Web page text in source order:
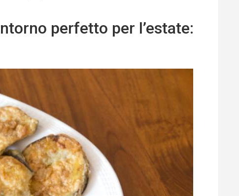
perfetto per l’estate: